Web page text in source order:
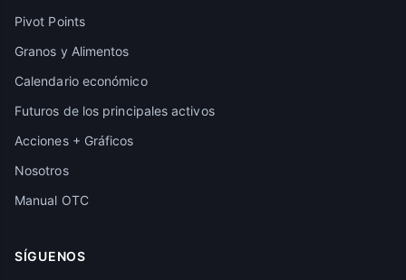
Pivot Points
Granos y Alimentos
Calendario económico
Futuros de los principales activos
Acciones + Gráficos
Nosotros
Manual OTC
SÍGUENOS